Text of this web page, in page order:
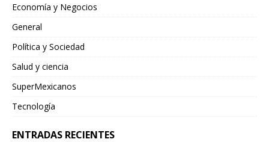
Economía y Negocios
General
Política y Sociedad
Salud y ciencia
SuperMexicanos
Tecnología
ENTRADAS RECIENTES